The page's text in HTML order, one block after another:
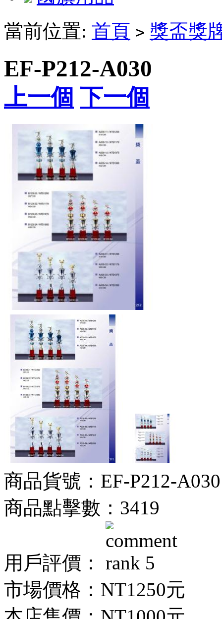
當前位置: 首頁 > 獎盃獎
EF-P212-A030
上一個 下一個
商品貨號：EF-P212-A030
商品點擊數：3419
用戶評價：
市場價格： NT1250元